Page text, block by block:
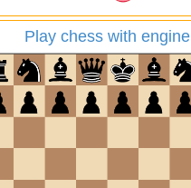
Play chess with engine